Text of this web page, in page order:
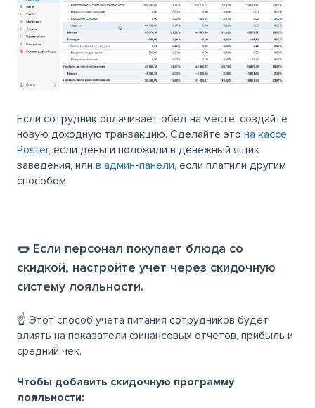
Если сотрудник оплачивает обед на месте, создайте
новую доходную транзакцию. Сделайте это на кассе
Poster, если деньги положили в денежный ящик
заведения, или в админ-панели, если платили другим
способом.
🌭 Если персонал покупает блюда со
скидкой, настройте учет через скидочную
систему лояльности.
☝️ Этот способ учета питания сотрудников будет
влиять на показатели финансовых отчетов, прибыль и
средний чек.
Чтобы добавить скидочную программу
лояльности: